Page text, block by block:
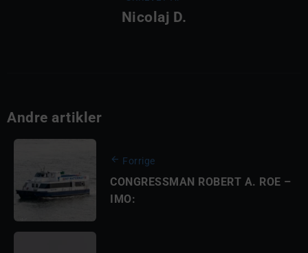
Nicolaj D.
Andre artikler
Forrige
CONGRESSMAN ROBERT A. ROE –
IMO: